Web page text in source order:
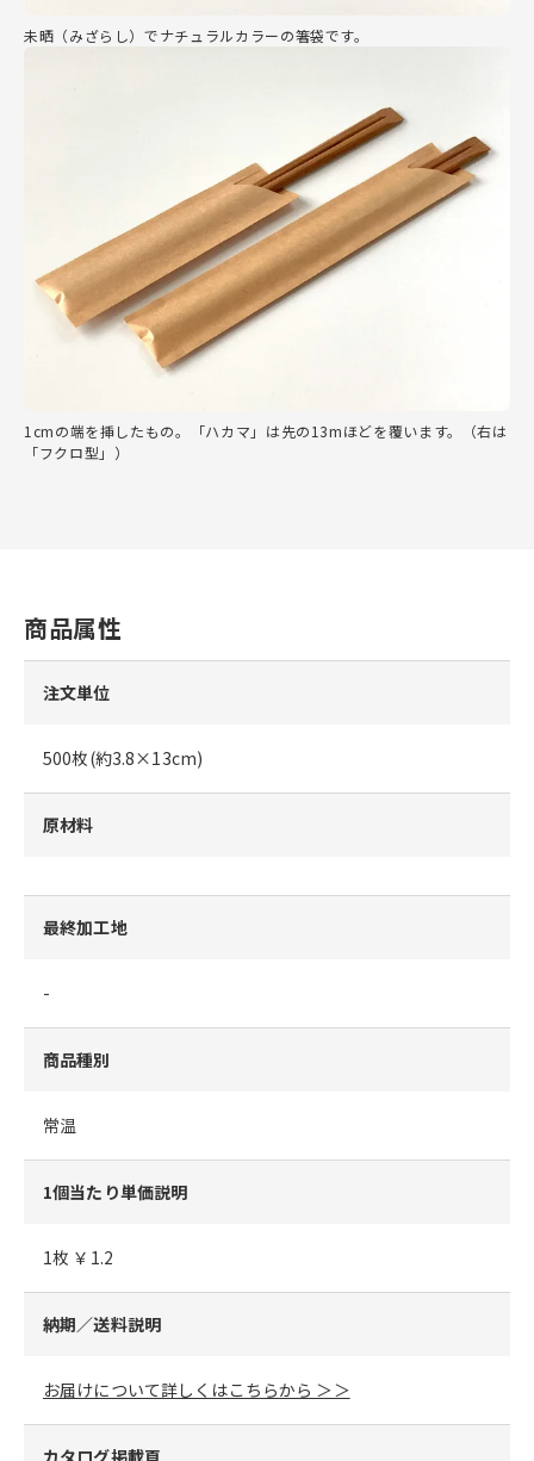
未晒（みざらし）でナチュラルカラーの箸袋です。
1cmの端を挿したもの。「ハカマ」は先の13mほどを覆います。（右は
「フクロ型」）
商品属性
注文単位
500枚(約3.8×13cm)
原材料
最終加工地
-
商品種別
常温
1個当たり単価説明
1枚 ￥1.2
納期／送料説明
お届けについて詳しくはこちらから ＞＞
カタログ掲載頁